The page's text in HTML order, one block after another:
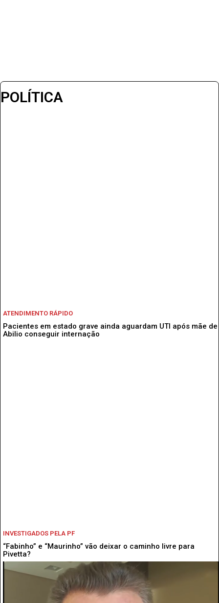
POLÍTICA
ATENDIMENTO RÁPIDO
Pacientes em estado grave ainda aguardam UTI após mãe de
Abilio conseguir internação
INVESTIGADOS PELA PF
“Fabinho” e “Maurinho” vão deixar o caminho livre para
Pivetta?